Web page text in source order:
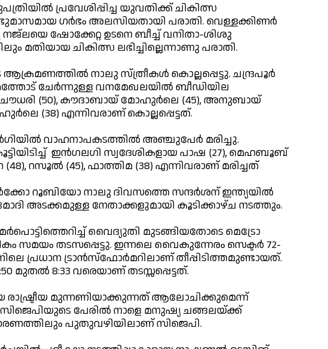
പ്രവേശിപ്പിച്ച യുവതിക്ക് ചികിത്സ
ഗര്‍ഭം അലസിയതായി പരാതി. വെള്ളക്കിണര്‍
നജ്‌ലയെ ഷോക്കേറ്റ ഉടനെ ബീച്ച് വനിതാ-ശിശു
മതിയായ ചികിത്സ ലഭിച്ചില്ലെന്നാണു പരാതി.
ആക്രമണത്തില്‍ നാലു സ്ത്രീകള്‍ കൊല്ലപ്പെട്ടു. ചന്ദ്രപൂര്‍
ചേര്‍ന്നുള്ള വനമേഖലയില്‍ ബീഡിയില
(50), കൗദാബായ് മോഹുര്‍ലെ (45), അനുബായ്
(38) എന്നിവരാണ് കൊല്ലപ്പെട്ടത്.
വാഹനാപകടത്തില്‍ അഞ്ചുപേര്‍ മരിച്ചു.
ഇന്‍ഗലഗി സ്വദേശികളായ പാഷ (27), മെഹബൂബ്
റസൂല്‍ (45), ഫാത്തിമ (38) എന്നിവരാണ് മരിച്ചത്
മാര്‍ക്കോ റൂബിയോ നാലു ദിവസത്തെ സന്ദര്‍ശന് ഇന്ത്യയില്‍
മോദി അടക്കമുള്ള നേതാക്കളുമായി കൂടിക്കാഴ്ച നടത്തും.
വൈദ്യുതി മുടങ്ങിയതോടെ മെട്രോ
സമയം തടസപ്പെട്ടു. ഇന്നലെ വൈകുന്നേരം സെക്ടര്‍ 72-
പ്രധാന ട്രാന്‍സ്‌ഫോര്‍മറിലാണ് തീപ്പിടിത്തമുണ്ടായത്.
മുതല്‍ 8:33 വരെയാണ് തടസ്സപ്പെട്ടത്.
രാഷ്ട്രീയ മുന്നണിയാക്കുന്നത് ആലോചിക്കുമെന്ന്
പേരില്‍ നാളെ മനുഷ്യ ചങ്ങലയ്ക്ക്
പുതുവഴിയിലാണ് സിജെപി.